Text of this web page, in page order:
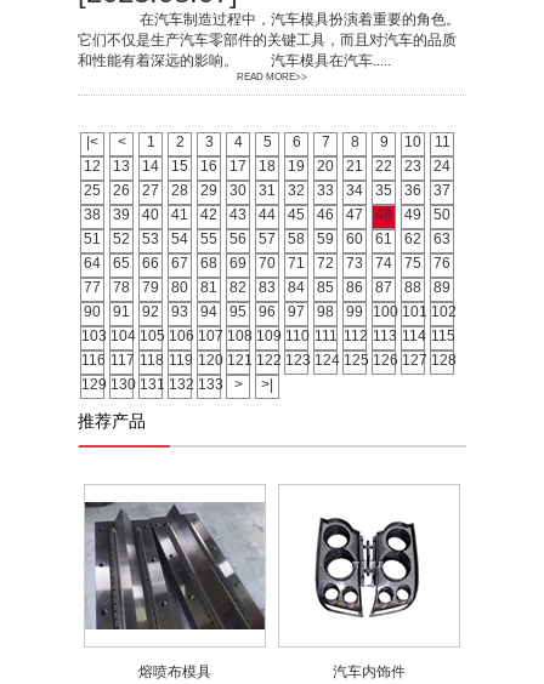
在汽车制造过程中，汽车模具扮演着重要的角色。
它们不仅是生产汽车零部件的关键工具，而且对汽车的品质
和性能有着深远的影响。 汽车模具在汽车.....
READ MORE>>
|< < 1 2 3 4 5 6 7 8 9 10
11
12
13 14 15 16 17 18 19 20 21 22 23
24
25
26 27 28 29 30 31 32 33 34 35 36
37
38
39 40 41 42 43 44 45 46 47 48 49
50
51
52 53 54 55 56 57 58 59 60 61 62
63
64
65 66 67 68 69 70 71 72 73 74 75
76
77
78 79 80 81 82 83 84 85 86 87 88
89
90
91 92 93 94 95 96 97 98 99 100 101 102
103 104 105 106 107 108 109 110 111 112 113 114 115
116 117 118 119 120 121 122 123 124 125 126 127 128
129 130 131 132 133 > >|
推荐产品
熔喷布模具 汽车内饰件